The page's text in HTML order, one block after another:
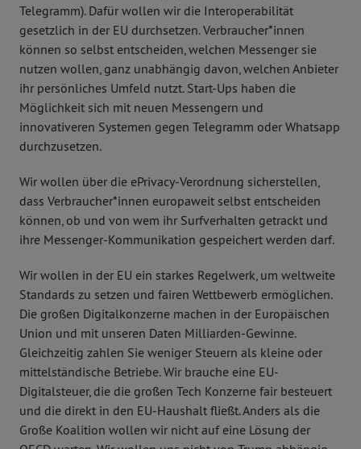
Telegramm). Dafür wollen wir die Interoperabilität
gesetzlich in der EU durchsetzen. Verbraucher*innen
können so selbst entscheiden, welchen Messenger sie
nutzen wollen, ganz unabhängig davon, welchen Anbieter
ihr persönliches Umfeld nutzt. Start-Ups haben die
Möglichkeit sich mit neuen Messengern und
innovativeren Systemen gegen Telegramm oder Whatsapp
durchzusetzen.
Wir wollen über die ePrivacy-Verordnung sicherstellen,
dass Verbraucher*innen europaweit selbst entscheiden
können, ob und von wem ihr Surfverhalten getrackt und
ihre Messenger-Kommunikation gespeichert werden darf.
Wir wollen in der EU ein starkes Regelwerk, um weltweite
Standards zu setzen und fairen Wettbewerb ermöglichen.
Die großen Digitalkonzerne machen in der Europäischen
Union und mit unseren Daten Milliarden-Gewinne.
Gleichzeitig zahlen Sie weniger Steuern als kleine oder
mittelständische Betriebe. Wir brauche eine EU-
Digitalsteuer, die die großen Tech Konzerne fair besteuert
und die direkt in den EU-Haushalt fließt. Anders als die
Große Koalition wollen wir nicht auf eine Lösung der